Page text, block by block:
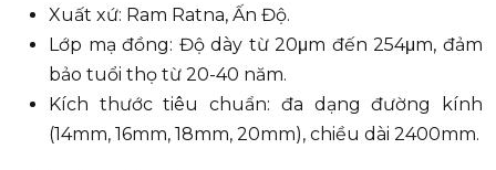
Xuất xứ: Ram Ratna, Ấn Độ.
Lớp mạ đồng: Độ dày từ 20μm đến 254μm, đảm
bảo tuổi thọ từ 20-40 năm.
Kích thước tiêu chuẩn: đa dạng đường kính
(14mm, 16mm, 18mm, 20mm), chiều dài 2400mm.